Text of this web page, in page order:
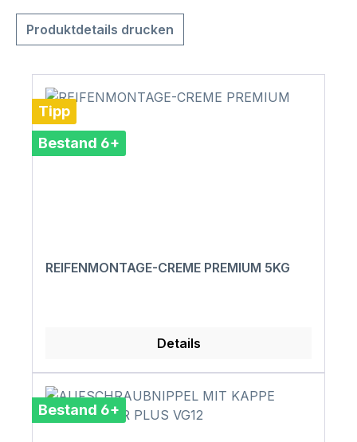
Produktdetails drucken
Tipp
Bestand 6+
REIFENMONTAGE-CREME PREMIUM 5KG
Details
Bestand 6+